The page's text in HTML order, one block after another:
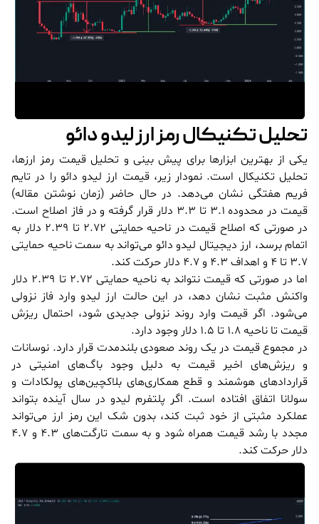
تحلیل تکنیکال رمز ارز لیدو دائو
یکی از بهترین ابزارها برای پیش بینی و تحلیل قیمت رمز ارزها،
تحلیل تکنیکال است. نمودار زیر، قیمت ارز لیدو دائو را در تایم
فریم هفتگی نشان می‌دهد. در حال حاضر (زمان نوشتن مقاله)
قیمت در محدوده 3.1 تا 3.3 دلار قرار گرفته و در فاز اصلاح است.
در صورتی که اصلاح قیمت در ناحیه حمایتی 2.72 تا 2.39 دلار به
اتمام برسد، ارز دیجیتال لیدو دائو می‌تواند به سمت ناحیه حمایتی
3.7 تا 4 و اهداف 4.3 و 4.7 دلار حرکت کند.
اما در صورتی که قیمت نتواند به ناحیه حمایتی 2.72 تا 2.39 دلار
واکنش مثبت نشان دهد، در این حالت ارز لیدو وارد فاز نزولی
می‌شود. اگر قیمت وارد روند نزولی جدیدی شود، احتمال ریزش
قیمت تا ناحیه 1.8 تا 1.5 دلار وجود دارد.
در مجموع قیمت در یک روند صعودی بلندمدت قرار دارد. نوسانات
و ریزش‌های اخیر قیمت به دلیل وجود باگ‌های امنیتی در
قراردادهای هوشمند و قطع همکاری‌های بلاکچین‌های پولکادات و
سولانا اتفاق افتاده است. اگر پلتفرم لیدو در سال آینده بتواند
عملکرد مثبتی از خود ثبت کند، بدون شک این رمز ارز می‌تواند
مجدد با رشد قیمت همراه شود و به سمت تارگت‌های 4.3 و 4.7
دلار حرکت کند.